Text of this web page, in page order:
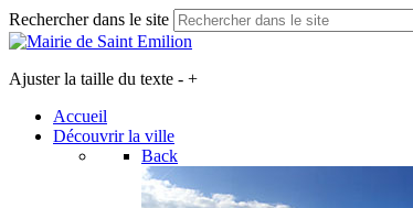
Rechercher dans le site
Ajuster la taille du texte - +
Accueil
Découvrir la ville
Back